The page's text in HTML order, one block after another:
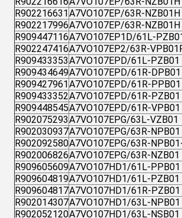
R902216631A7VO107EP/63R-NZB01H
R902217996A7VO107EP/63R-NZB01H
R909447116A7VO107EP1D/61L-
R902247416A7VO107EP2/63R-
R909433353A7VO107EPD/61L-PZB01
R909434649A7VO107EPD/61R-DPB01
R909427961A7VO107EPD/61R-PPB01
R909433352A7VO107EPD/61R-PZB01
R909448545A7VO107EPD/61R-VPB01
R902075293A7VO107EPG/63L-VZB01
R902030937A7VO107EPG/63R-NPB01
R902092580A7VO107EPG/63R-
R902006826A7VO107EPG/63R-NZB01
R909605609A7VO107HD1/61L-PPB01
R909604819A7VO107HD1/61L-PZB01
R909604817A7VO107HD1/61R-PZB01
R902014307A7VO107HD1/63L-NPB01
R902052120A7VO107HD1/63L-NSB01